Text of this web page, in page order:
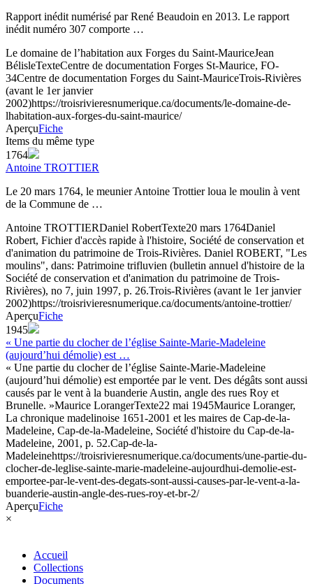
Rapport inédit numérisé par René Beaudoin en 2013. Le rapport
inédit numéro 307 comporte …
Le domaine de l’habitation aux Forges du Saint-MauriceJean
BélisleTexteCentre de documentation Forges St-Maurice, FO-
34Centre de documentation Forges du Saint-MauriceTrois-Rivières
(avant le 1er janvier
2002)https://troisrivieresnumerique.ca/documents/le-domaine-de-
lhabitation-aux-forges-du-saint-maurice/
AperçuFiche
Items du même type
1764
Antoine TROTTIER
Le 20 mars 1764, le meunier Antoine Trottier loua le moulin à vent
de la Commune de …
Antoine TROTTIERDaniel RobertTexte20 mars 1764Daniel
Robert, Fichier d'accès rapide à l'histoire, Société de conservation et
d'animation du patrimoine de Trois-Rivières. Daniel ROBERT, "Les
moulins", dans: Patrimoine trifluvien (bulletin annuel d'histoire de la
Société de conservation et d'animation du patrimoine de Trois-
Rivières), no 7, juin 1997, p. 26.Trois-Rivières (avant le 1er janvier
2002)https://troisrivieresnumerique.ca/documents/antoine-trottier/
AperçuFiche
1945
« Une partie du clocher de l’église Sainte-Marie-Madeleine
(aujourd’hui démolie) est …
« Une partie du clocher de l’église Sainte-Marie-Madeleine
(aujourd’hui démolie) est emportée par le vent. Des dégâts sont aussi
causés par le vent à la buanderie Austin, angle des rues Roy et
Brunelle. »Maurice LorangerTexte22 mai 1945Maurice Loranger,
La chronique madelinoise 1651-2001 et les maires de Cap-de-la-
Madeleine, Cap-de-la-Madeleine, Société d'histoire du Cap-de-la-
Madeleine, 2001, p. 52.Cap-de-la-
Madeleinehttps://troisrivieresnumerique.ca/documents/une-partie-du-
clocher-de-leglise-sainte-marie-madeleine-aujourdhui-demolie-est-
emportee-par-le-vent-des-degats-sont-aussi-causes-par-le-vent-a-la-
buanderie-austin-angle-des-rues-roy-et-br-2/
AperçuFiche
×
Accueil
Collections
Documents